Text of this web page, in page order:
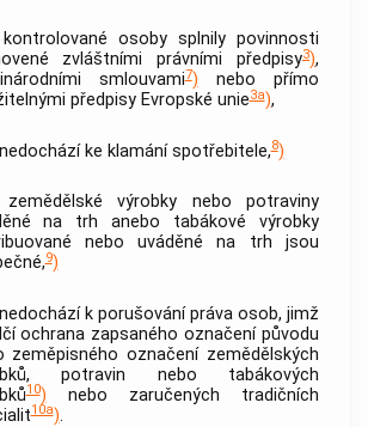
osoby splnily povinnosti
zvláštními právními předpisy3),
smlouvami7) nebo přímo
předpisy Evropské unie3a),
ke klamáníspotřebitele,8)
zemědělské výrobky nebo potraviny
na trh anebo tabákové výrobky
nebo uváděné na trh jsou
9)
k porušování práva osob, jimž
ochrana zapsaného označení původu
zeměpisného označení zemědělských
, potravin nebo tabákových
10) nebo zaručených tradičních
10a).